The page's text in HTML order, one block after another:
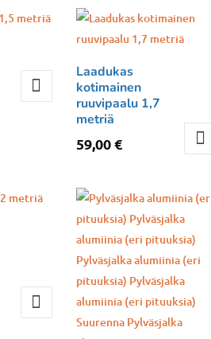
Laadukas
kotimainen
ruuvipaalu 1,7
metriä
59,00€